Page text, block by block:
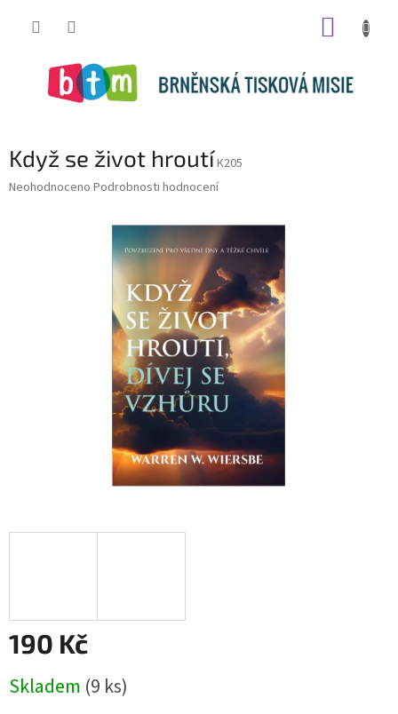
Když se život hroutíK205
Průměrné
Neohodnoceno Podrobnosti hodnocení
190 Kč
cena:
Skladem (9 ks)